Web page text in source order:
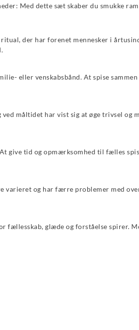
Med dette sæt skaber du smukke
der har forenet mennesker i
eller venskabsbånd. At spise
måltidet har vist sig at øge trivsel
give tid og opmærksomhed til fælles
varieret og har færre problemer med
glæde og forståelse spirer.